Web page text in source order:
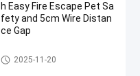
h Easy Fire Escape Pet Sa
fety and 5cm Wire Distan
ce Gap
Gril invisible de fenêtre
2025-11-20